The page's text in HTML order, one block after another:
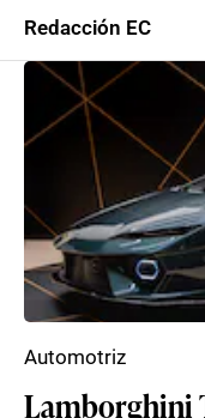
Redacción EC
Lamborghini
Automotriz